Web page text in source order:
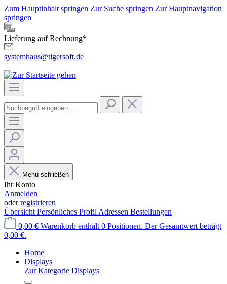
Zum Hauptinhalt springen Zur Suche springen Zur Hauptnavigation
springen
Lieferung auf Rechnung*
systemhaus@tigersoft.de
Menü schließen
Ihr Konto
Anmelden
oderregistrieren
Übersicht Persönliches Profil Adressen Bestellungen
0,00 € Warenkorb enthält 0 Positionen. Der Gesamtwert beträgt
0,00 €.
Home
Displays
Zur Kategorie Displays